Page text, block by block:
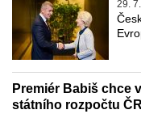
29.
Premiér Babiš chce
státního rozpočtu